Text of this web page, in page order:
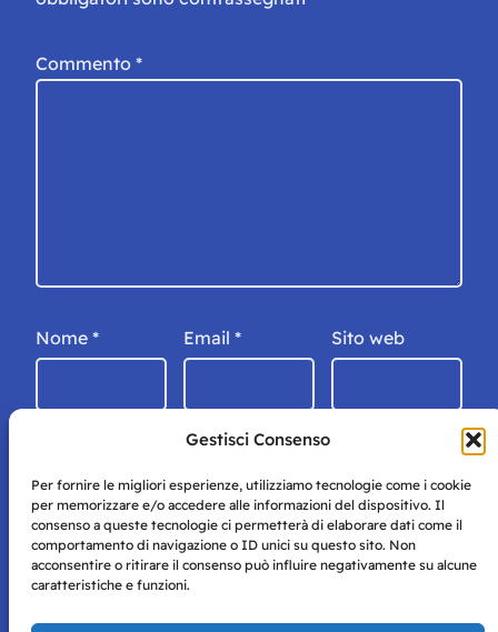
Gestisci Consenso
Per fornire le migliori esperienze, utilizziamo tecnologie come i cookie
per memorizzare e/o accedere alle informazioni del dispositivo. Il
consenso a queste tecnologie ci permetterà di elaborare dati come il
comportamento di navigazione o ID unici su questo sito. Non
acconsentire o ritirare il consenso può influire negativamente su alcune
caratteristiche e funzioni.
Commento *
Nome * Email * Sito web